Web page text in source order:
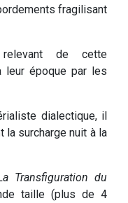
fragilisant
de cette
époque par les
dialectique, il
la surcharge nuit à la
Transfiguration du
taille (plus de 4